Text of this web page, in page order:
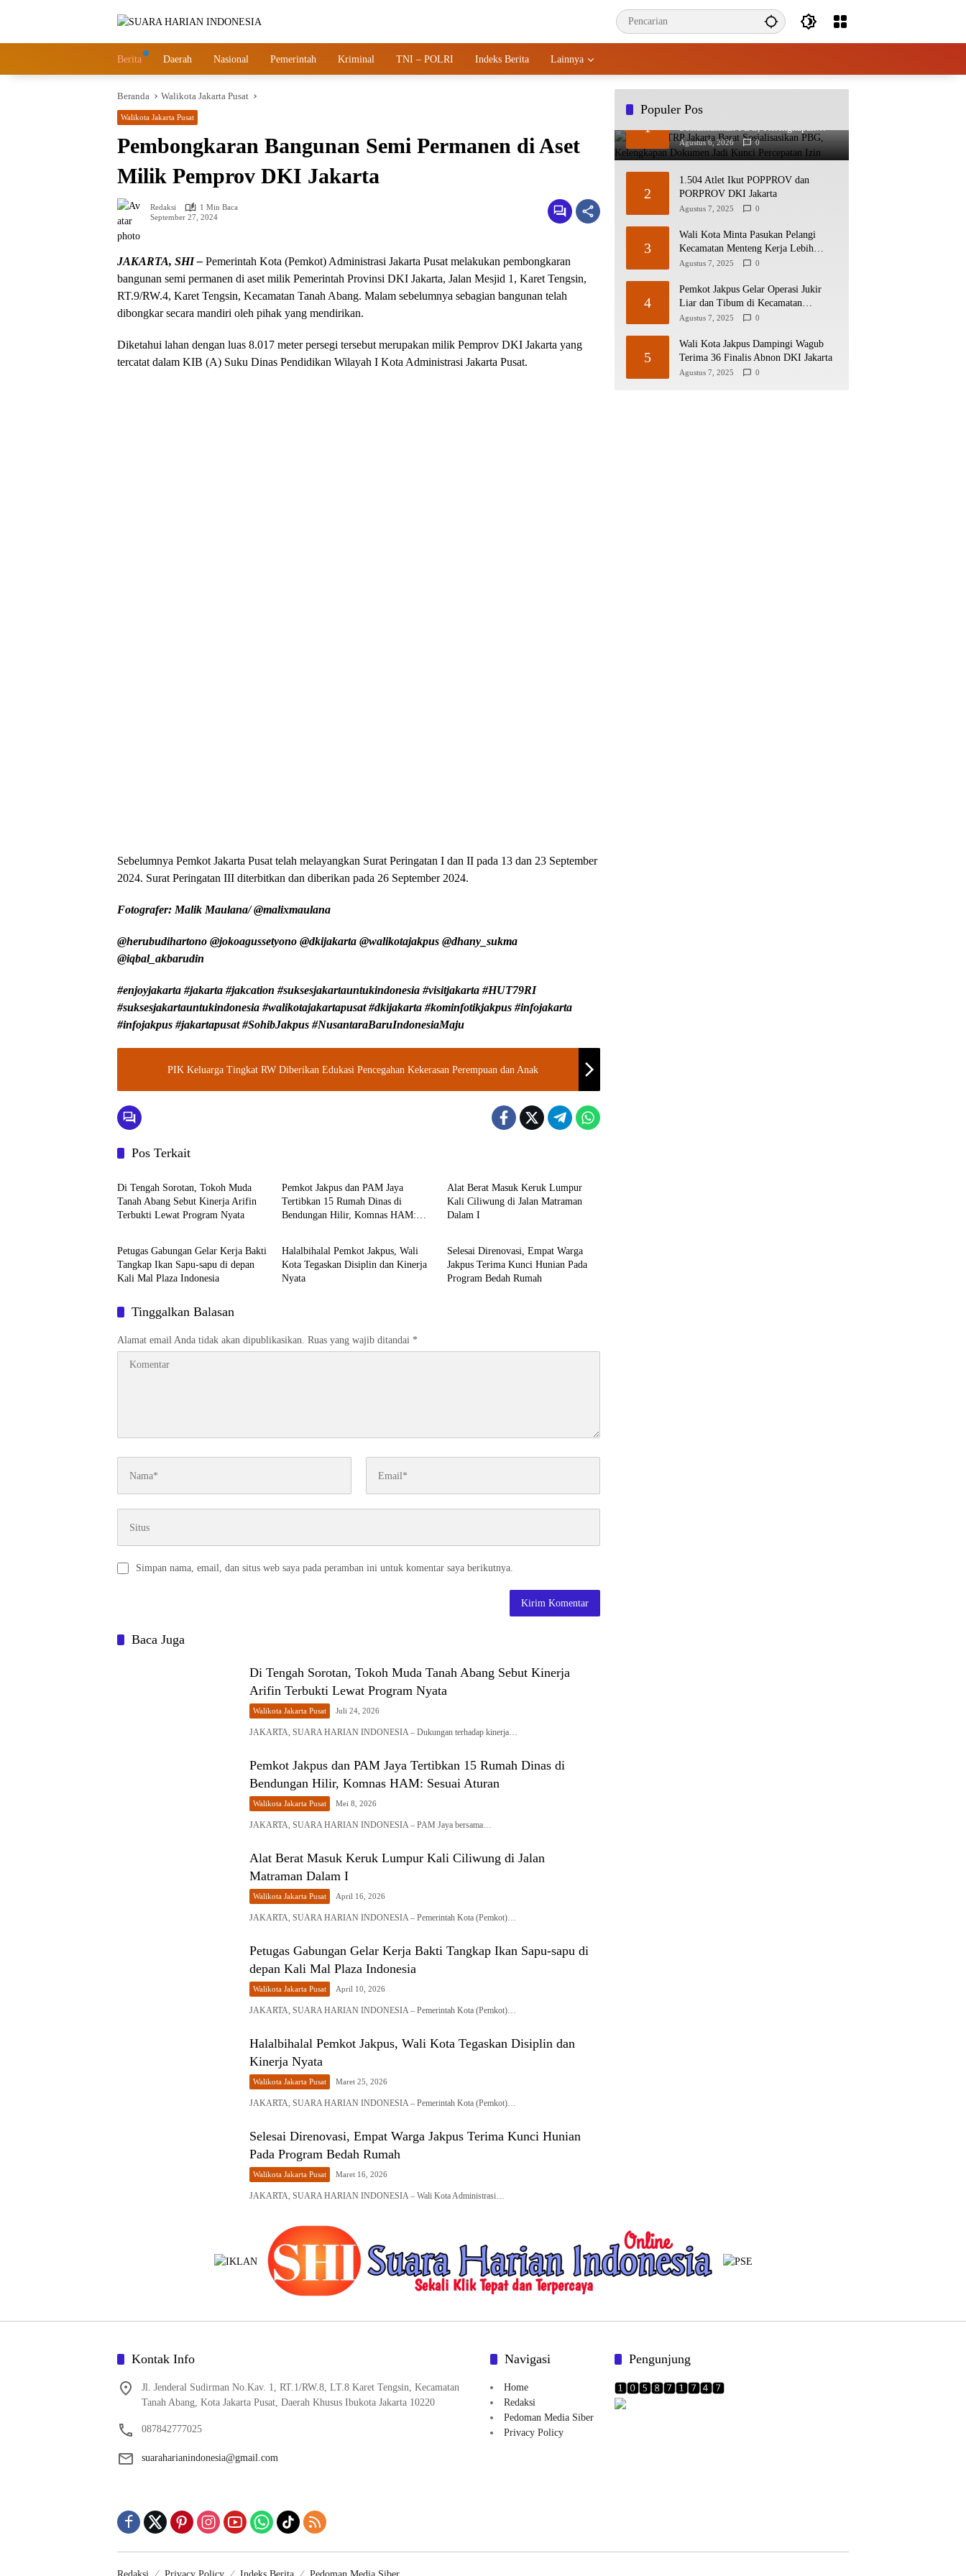
Berita Daerah Nasional Pemerintah Kriminal TNI – POLRI Indeks Berita Lainnya
Beranda Walikota Jakarta Pusat
Walikota Jakarta Pusat
Pembongkaran Bangunan Semi Permanen di Aset
Milik Pemprov DKI Jakarta
Redaksi
1 Min Baca
September 27, 2024
JAKARTA, SHI – Pemerintah Kota (Pemkot) Administrasi Jakarta Pusat melakukan pembongkaran
bangunan semi permanen di aset milik Pemerintah Provinsi DKI Jakarta, Jalan Mesjid 1, Karet Tengsin,
RT.9/RW.4, Karet Tengsin, Kecamatan Tanah Abang. Malam sebelumnya sebagian bangunan telah
dibongkar secara mandiri oleh pihak yang mendirikan.
Diketahui lahan dengan luas 8.017 meter persegi tersebut merupakan milik Pemprov DKI Jakarta yang
tercatat dalam KIB (A) Suku Dinas Pendidikan Wilayah I Kota Administrasi Jakarta Pusat.
Sebelumnya Pemkot Jakarta Pusat telah melayangkan Surat Peringatan I dan II pada 13 dan 23 September
2024. Surat Peringatan III diterbitkan dan diberikan pada 26 September 2024.
Fotografer: Malik Maulana/ @malixmaulana
@herubudihartono @jokoagussetyono @dkijakarta @walikotajakpus @dhany_sukma
@iqbal_akbarudin
#enjoyjakarta #jakarta #jakcation #suksesjakartauntukindonesia #visitjakarta #HUT79RI
#suksesjakartauntukindonesia #walikotajakartapusat #dkijakarta #kominfotikjakpus #infojakarta
#infojakpus #jakartapusat #SohibJakpus #NusantaraBaruIndonesiaMaju
PIK Keluarga Tingkat RW Diberikan Edukasi Pencegahan Kekerasan Perempuan dan Anak
Pos Terkait
Walikota Jakarta Pusat
Di Tengah Sorotan, Tokoh Muda
Tanah Abang Sebut Kinerja Arifin
Terbukti Lewat Program Nyata
Pemkot Jakpus dan PAM Jaya
Tertibkan 15 Rumah Dinas di
Bendungan Hilir, Komnas HAM:
Alat Berat Masuk Keruk Lumpur
Kali Ciliwung di Jalan Matraman
Dalam I
Walikota Jakarta Pusat
Petugas Gabungan Gelar Kerja Bakti
Tangkap Ikan Sapu-sapu di depan
Kali Mal Plaza Indonesia
Walikota Jakarta Pusat
Halalbihalal Pemkot Jakpus, Wali
Kota Tegaskan Disiplin dan Kinerja
Nyata
Selesai Direnovasi, Empat Warga
Jakpus Terima Kunci Hunian Pada
Program Bedah Rumah
Tinggalkan Balasan
Alamat email Anda tidak akan dipublikasikan. Ruas yang wajib ditandai *
Simpan nama, email, dan situs web saya pada peramban ini untuk komentar saya berikutnya.
Baca Juga
Di Tengah Sorotan, Tokoh Muda Tanah Abang Sebut Kinerja
Arifin Terbukti Lewat Program Nyata
Walikota Jakarta Pusat Juli 24, 2026
JAKARTA, SUARA HARIAN INDONESIA – Dukungan terhadap kinerja…
Pemkot Jakpus dan PAM Jaya Tertibkan 15 Rumah Dinas di
Bendungan Hilir, Komnas HAM: Sesuai Aturan
Walikota Jakarta Pusat Mei 8, 2026
JAKARTA, SUARA HARIAN INDONESIA – PAM Jaya bersama…
Alat Berat Masuk Keruk Lumpur Kali Ciliwung di Jalan
Matraman Dalam I
Walikota Jakarta Pusat April 16, 2026
JAKARTA, SUARA HARIAN INDONESIA – Pemerintah Kota (Pemkot)…
Petugas Gabungan Gelar Kerja Bakti Tangkap Ikan Sapu-sapu di
depan Kali Mal Plaza Indonesia
Walikota Jakarta Pusat April 10, 2026
JAKARTA, SUARA HARIAN INDONESIA – Pemerintah Kota (Pemkot)…
Halalbihalal Pemkot Jakpus, Wali Kota Tegaskan Disiplin dan
Kinerja Nyata
Walikota Jakarta Pusat Maret 25, 2026
JAKARTA, SUARA HARIAN INDONESIA – Pemerintah Kota (Pemkot)…
Selesai Direnovasi, Empat Warga Jakpus Terima Kunci Hunian
Pada Program Bedah Rumah
Walikota Jakarta Pusat Maret 16, 2026
JAKARTA, SUARA HARIAN INDONESIA – Wali Kota Administrasi…
Populer Pos
1
Sudin CKTRP Jakarta Barat
Sosialisasikan PBG, Kelengkapan
Dokumen Jadi Kunci Percepatan Izin
Agustus 6, 2026 0
2
1.504 Atlet Ikut POPPROV dan
PORPROV DKI Jakarta
Agustus 7, 2025 0
3
Wali Kota Minta Pasukan Pelangi
Kecamatan Menteng Kerja Lebih
Responsif
Agustus 7, 2025 0
4
Pemkot Jakpus Gelar Operasi Jukir
Liar dan Tibum di Kecamatan
Kemayoran dan Johar Baru
Agustus 7, 2025 0
5
Wali Kota Jakpus Dampingi Wagub
Terima 36 Finalis Abnon DKI Jakarta
Agustus 7, 2025 0
Kontak Info
Jl. Jenderal Sudirman No.Kav. 1, RT.1/RW.8, LT.8 Karet Tengsin, Kecamatan
Tanah Abang, Kota Jakarta Pusat, Daerah Khusus Ibukota Jakarta 10220
087842777025
suaraharianindonesia@gmail.com
Navigasi
Home
Redaksi
Pedoman Media Siber
Privacy Policy
Pengunjung